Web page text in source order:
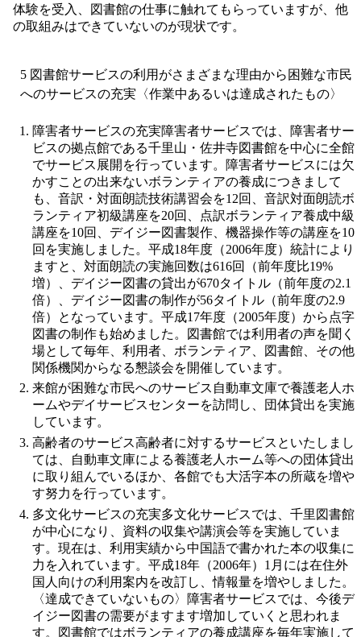
体験を受入、図書館の仕事に触れてもらっていますが、他
の取組みはできていないのが現状です。
5 図書館サービスの利用がさまざまな理由から困難な市民
へのサービスの充実〈作業中あるいは達成されたもの〉
障害者サービスの充実障害者サービスでは、障害者サー
ビスの拠点館である千里山・佐井寺図書館を中心に全館
でサービス展開を行っています。障害者サービスには欠
かすことの出来ないボランティアの養成につきまして
も、音訳・対面朗読技術講習会を12回、音訳対面朗読ボ
ランティア初級講座を20回、点訳ボランティア養成中級
講座を10回、デイジー図書製作、機器操作等の講座を10
回を実施しました。平成18年度（2006年度）統計により
ますと、対面朗読の実施回数は616回（前年度比19%
増）、デイジー図書の貸出が670タイトル（前年度の2.1
倍）、デイジー図書の制作が56タイトル（前年度の2.9
倍）となっています。平成17年度（2005年度）から点字
図書の制作も始めました。図書館では利用者の声を聞く
場として毎年、利用者、ボランティア、図書館、その他
関係機関からなる懇談会を開催しています。
来館が困難な市民へのサービス自動車文庫で養護老人ホ
ームやデイサービスセンターを訪問し、団体貸出を実施
しています。
高齢者のサービス高齢者に対するサービスといたしまし
ては、自動車文庫による養護老人ホーム等への団体貸出
に取り組んでいるほか、各館でも大活字本の所蔵を増や
す努力を行っています。
多文化サービスの充実多文化サービスでは、千里図書館
が中心になり、資料の収集や講演会等を実施していま
す。現在は、利用実績から中国語で書かれた本の収集に
力を入れています。平成18年（2006年）1月には在住外
国人向けの利用案内を改訂し、情報量を増やしました。
〈達成できていないもの〉障害者サービスでは、今後デ
イジー図書の需要がますます増加していくと思われま
す。図書館ではボランティアの養成講座を毎年実施して